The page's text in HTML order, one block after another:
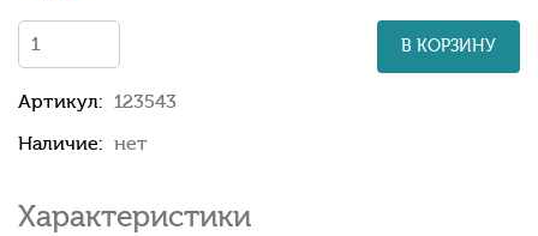
В КОРЗИНУ
Артикул: 123543
Наличие: нет
Характеристики